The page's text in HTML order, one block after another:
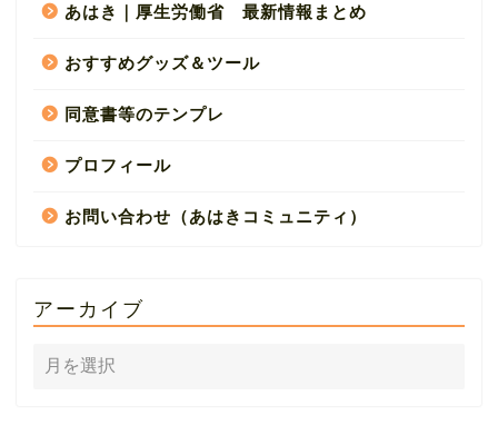
あはき｜厚生労働省 最新情報まとめ
おすすめグッズ＆ツール
同意書等のテンプレ
プロフィール
お問い合わせ（あはきコミュニティ）
アーカイブ